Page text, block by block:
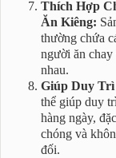
Thích Hợp
Ăn Kiêng:
thường chứa
người ăn
nhau.
Giúp Duy
thể giúp duy
hàng ngày,
chóng và
đối.